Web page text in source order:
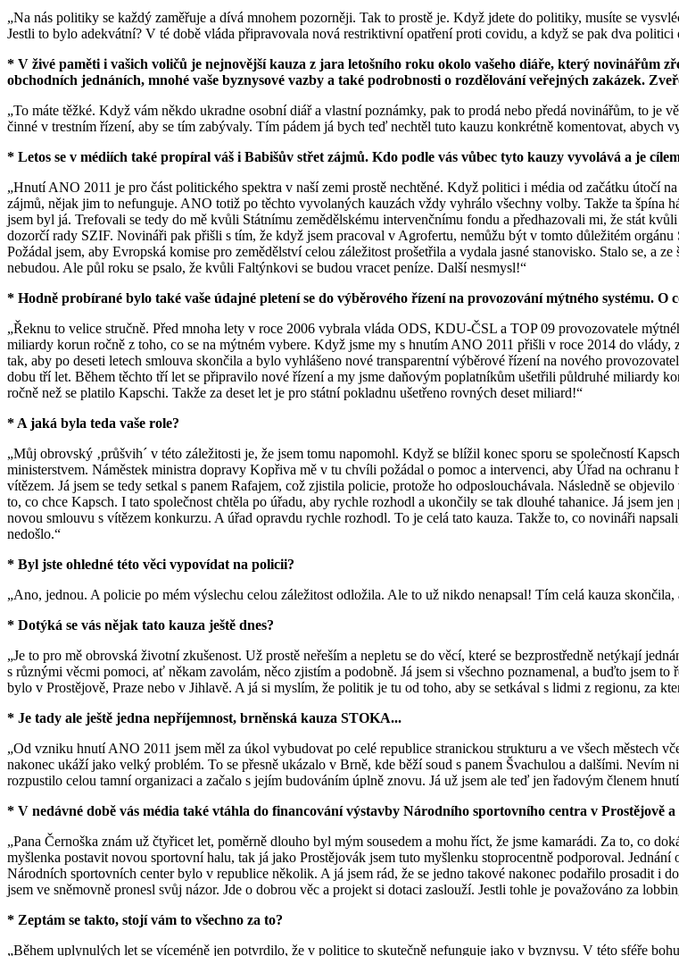
„Na nás politiky se každý zaměřuje a dívá mnohem pozorněji. Tak to prostě je. Když jdete do politiky, musíte se
Jestli to bylo adekvátní? V té době vláda připravovala nová restriktivní opatření proti covidu, a když se pak dva
* V živé paměti i vašich voličů je nejnovější kauza z jara letošního roku okolo vašeho diáře, který novinářům
obchodních jednáních, mnohé vaše byznysové vazby a také podrobnosti o rozdělování veřejných zakázek.
„To máte těžké. Když vám někdo ukradne osobní diář a vlastní poznámky, pak to prodá nebo předá novinářům, to je
činné v trestním řízení, aby se tím zabývaly. Tím pádem já bych teď nechtěl tuto kauzu konkrétně komentovat, abych
* Letos se v médiích také propíral váš i Babišův střet zájmů. Kdo podle vás vůbec tyto kauzy vyvolává a je
„Hnutí ANO 2011 je pro část politického spektra v naší zemi prostě nechtěné. Když politici i média od začátku útočí
zájmů, nějak jim to nefunguje. ANO totiž po těchto vyvolaných kauzách vždy vyhrálo všechny volby. Takže ta špína
jsem byl já. Trefovali se tedy do mě kvůli Státnímu zemědělskému intervenčnímu fondu a předhazovali mi, že stát
dozorčí rady SZIF. Novináři pak přišli s tím, že když jsem pracoval v Agrofertu, nemůžu být v tomto důležitém
Požádal jsem, aby Evropská komise pro zemědělství celou záležitost prošetřila a vydala jasné stanovisko. Stalo se, a
nebudou. Ale půl roku se psalo, že kvůli Faltýnkovi se budou vracet peníze. Další nesmysl!“
* Hodně probírané bylo také vaše údajné pletení se do výběrového řízení na provozování mýtného systému. O
„Řeknu to velice stručně. Před mnoha lety v roce 2006 vybrala vláda ODS, KDU-ČSL a TOP 09 provozovatele
miliardy korun ročně z toho, co se na mýtném vybere. Když jsme my s hnutím ANO 2011 přišli v roce 2014 do vlády,
tak, aby po deseti letech smlouva skončila a bylo vyhlášeno nové transparentní výběrové řízení na nového
dobu tří let. Během těchto tří let se připravilo nové řízení a my jsme daňovým poplatníkům ušetřili půldruhé miliardy
ročně než se platilo Kapschi. Takže za deset let je pro státní pokladnu ušetřeno rovných deset miliard!“
* A jaká byla teda vaše role?
„Můj obrovský ‚průšvih´ v této záležitosti je, že jsem tomu napomohl. Když se blížil konec sporu se společností
ministerstvem. Náměstek ministra dopravy Kopřiva mě v tu chvíli požádal o pomoc a intervenci, aby Úřad na
vítězem. Já jsem se tedy setkal s panem Rafajem, což zjistila policie, protože ho odposlouchávala. Následně se
to, co chce Kapsch. I tato společnost chtěla po úřadu, aby rychle rozhodl a ukončily se tak dlouhé tahanice. Já jsem
novou smlouvu s vítězem konkurzu. A úřad opravdu rychle rozhodl. To je celá tato kauza. Takže to, co novináři
nedošlo.“
* Byl jste ohledné této věci vypovídat na policii?
„Ano, jednou. A policie po mém výslechu celou záležitost odložila. Ale to už nikdo nenapsal! Tím celá kauza
* Dotýká se vás nějak tato kauza ještě dnes?
„Je to pro mě obrovská životní zkušenost. Už prostě neřeším a nepletu se do věcí, které se bezprostředně netýkají
s různými věcmi pomoci, ať někam zavolám, něco zjistím a podobně. Já jsem si všechno poznamenal, a buďto jsem
bylo v Prostějově, Praze nebo v Jihlavě. A já si myslím, že politik je tu od toho, aby se setkával s lidmi z regionu, za
* Je tady ale ještě jedna nepříjemnost, brněnská kauza STOKA...
„Od vzniku hnutí ANO 2011 jsem měl za úkol vybudovat po celé republice stranickou strukturu a ve všech městech
nakonec ukáží jako velký problém. To se přesně ukázalo v Brně, kde běží soud s panem Švachulou a dalšími.
rozpustilo celou tamní organizaci a začalo s jejím budováním úplně znovu. Já už jsem ale teď jen řadovým členem
* V nedávné době vás média také vtáhla do financování výstavby Národního sportovního centra v Prostějově
„Pana Černoška znám už čtyřicet let, poměrně dlouho byl mým sousedem a mohu říct, že jsme kamarádi. Za to, co
myšlenka postavit novou sportovní halu, tak já jako Prostějovák jsem tuto myšlenku stoprocentně podporoval.
Národních sportovních center bylo v republice několik. A já jsem rád, že se jedno takové nakonec podařilo prosadit i
jsem ve sněmovně pronesl svůj názor. Jde o dobrou věc a projekt si dotaci zaslouží. Jestli tohle je považováno za
* Zeptám se takto, stojí vám to všechno za to?
„Během uplynulých let se víceméně jen potvrdilo, že v politice to skutečně nefunguje jako v byznysu. V této sféře